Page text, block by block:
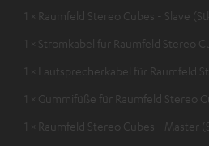
1 × Raumfeld Stereo Cubes - Slave
1 × Stromkabel für Raumfeld Stereo
1 × Lautsprecherkabel für Raumfeld
1 × Gummifüße für Raumfeld Stereo
1 × Raumfeld Stereo Cubes - Master